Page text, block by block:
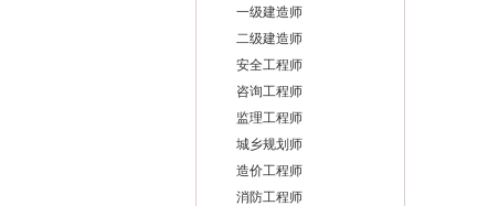
一级建造师
二级建造师
安全工程师
咨询工程师
监理工程师
城乡规划师
造价工程师
消防工程师